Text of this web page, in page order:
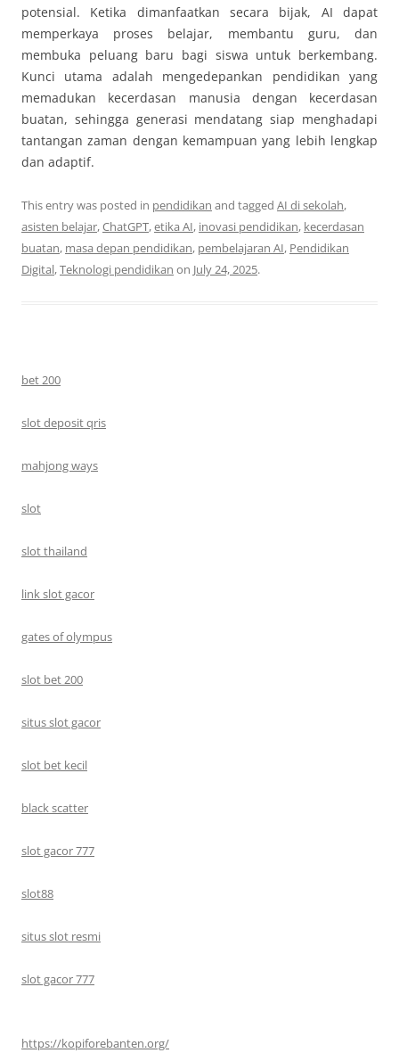
potensial. Ketika dimanfaatkan secara bijak, AI dapat
memperkaya proses belajar, membantu guru, dan
membuka peluang baru bagi siswa untuk berkembang.
Kunci utama adalah mengedepankan pendidikan yang
memadukan kecerdasan manusia dengan kecerdasan
buatan, sehingga generasi mendatang siap menghadapi
tantangan zaman dengan kemampuan yang lebih lengkap
dan adaptif.
This entry was posted in pendidikan and tagged AI di sekolah,
asisten belajar,ChatGPT,etika AI, inovasi pendidikan, kecerdasan
buatan, masa depan pendidikan, pembelajaran AI, Pendidikan
Digital,Teknologi pendidikan on July 24, 2025.
bet 200
slot deposit qris
mahjong ways
slot
slot thailand
link slot gacor
gates of olympus
slot bet 200
situs slot gacor
slot bet kecil
black scatter
slot gacor 777
slot88
situs slot resmi
slot gacor 777
https://kopiforebanten.org/